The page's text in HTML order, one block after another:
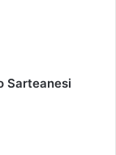
Sarteanesi